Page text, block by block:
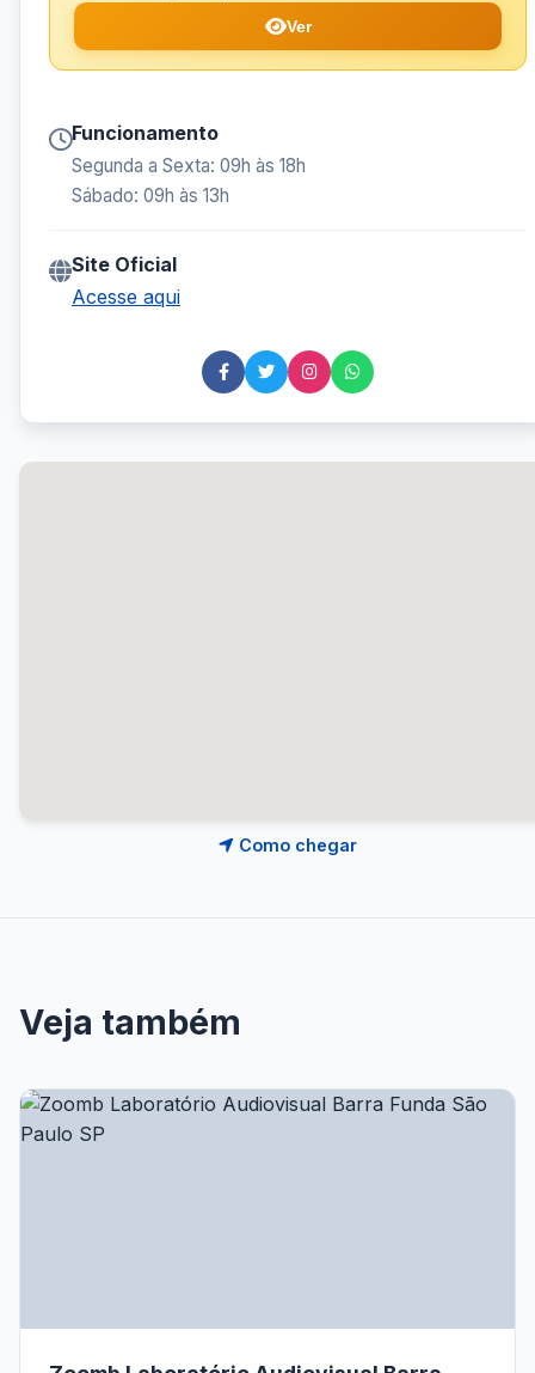
Ver
Funcionamento
Segunda a Sexta: 09h às 18h
Sábado: 09h às 13h
Site Oficial
Acesse aqui
Como chegar
Veja também